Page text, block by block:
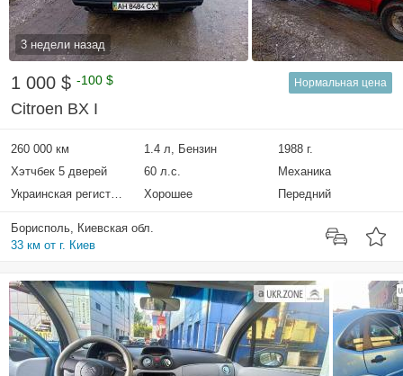
3 недели назад
1 000 $ -100 $ Нормальная цена
Citroen BX I
260 000 км 1.4 л, Бензин
1988 г.
Хэтчбек 5 дверей
60 л.с.
Механика
Украинская регистрация
Хорошее Передний
Борисполь, Киевская обл.
33 км от г. Киев